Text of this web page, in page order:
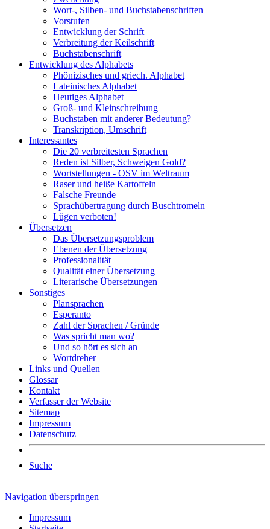
Wort-, Silben- und Buchstabenschriften
Vorstufen
Entwicklung der Schrift
Verbreitung der Keilschrift
Buchstabenschrift
Entwicklung des Alphabets
Phönizisches und griech. Alphabet
Lateinisches Alphabet
Heutiges Alphabet
Groß- und Kleinschreibung
Buchstaben mit anderer Bedeutung?
Transkription, Umschrift
Interessantes
Die 20 verbreitesten Sprachen
Reden ist Silber, Schweigen Gold?
Wortstellungen - OSV im Weltraum
Raser und heiße Kartoffeln
Falsche Freunde
Sprachübertragung durch Buschtromeln
Lügen verboten!
Übersetzen
Das Übersetzungsproblem
Ebenen der Übersetzung
Professionalität
Qualität einer Übersetzung
Literarische Übersetzungen
Sonstiges
Plansprachen
Esperanto
Zahl der Sprachen / Gründe
Was spricht man wo?
Und so hört es sich an
Wortdreher
Links und Quellen
Glossar
Kontakt
Verfasser der Website
Sitemap
Impressum
Datenschutz
Suche
Navigation überspringen
Impressum